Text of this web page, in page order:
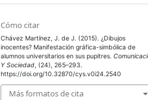
Cómo citar
Chávez Martínez, J. de J. (2015). ¿Dibujos
inocentes? Manifestación gráfica-simbólica de
alumnos universitarios en sus pupitres.
Y Sociedad, (24), 265–293.
https://doi.org/10.32870/cys.v0i24.2540
Más formatos de cita